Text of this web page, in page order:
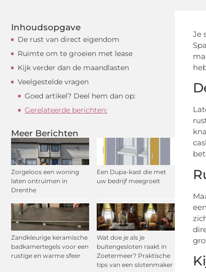
Inhoudsopgave
De rust van direct eigendom
Ruimte om te groeien met lease
Kijk verder dan de maandlasten
Veelgestelde vragen
Goed artikel? Deel hem dan op:
Gerelateerde berichten:
Meer Berichten
Zorgeloos een woning
laten ontruimen in
Drenthe
Een Dupa-kast die met
uw bedrijf meegroeit
Zandkleurige keramische
badkamertegels voor een
rustige en warme sfeer
Wat doe je als je
buitengesloten raakt in
Zoetermeer? Praktische
tips van een slotenmaker
Je